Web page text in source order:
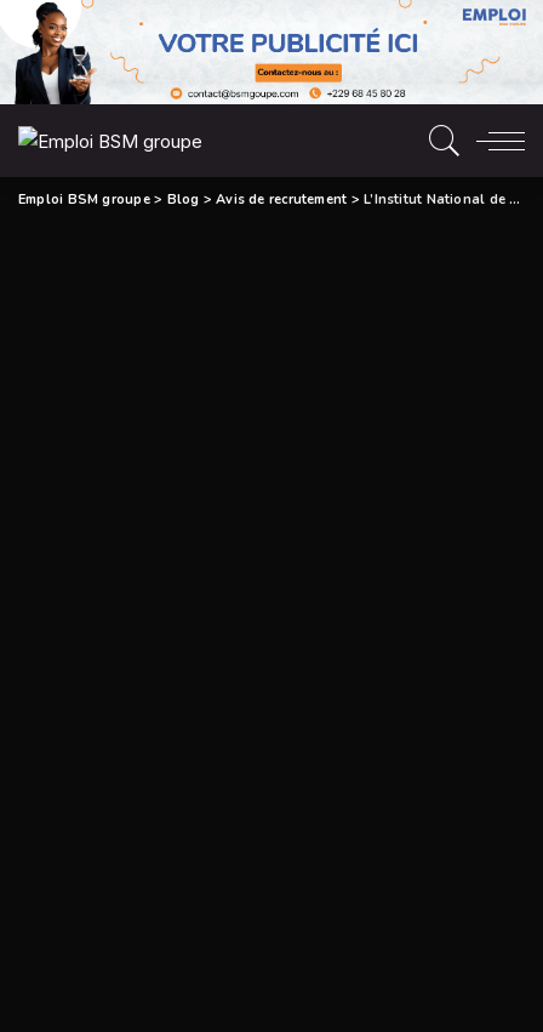
Emploi BSM groupe> Blog >Avis de recrutement >L’Institut National de la Femme (INF) recrute Des Points Focaux